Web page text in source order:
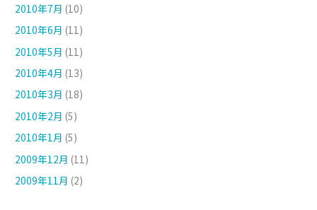
2010年7月 (10)
2010年6月 (11)
2010年5月 (11)
2010年4月 (13)
2010年3月 (18)
2010年2月 (5)
2010年1月 (5)
2009年12月 (11)
2009年11月 (2)